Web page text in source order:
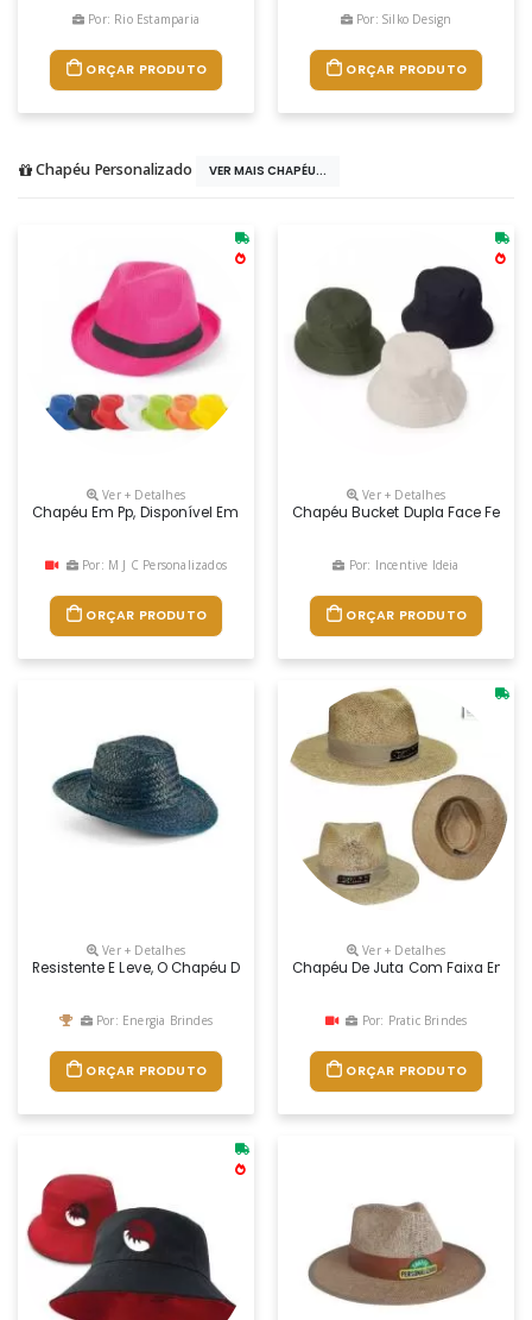
Por: Rio Estamparia
ORÇAR PRODUTO
Por: Silko Design
ORÇAR PRODUTO
Chapéu Personalizado VER MAIS CHAPÉU...
Ver + Detalhes
Chapéu Em Pp, Disponível Em Várias Cores. Fita Não Incluída.
Por: M J C Personalizados
ORÇAR PRODUTO
Ver + Detalhes
Chapéu Bucket Dupla Face Feito
Por: Incentive Ideia
ORÇAR PRODUTO
Ver + Detalhes
Resistente E Leve, O Chapéu De Palha Personalizado Para Brindes É
Por: Energia Brindes
ORÇAR PRODUTO
Ver + Detalhes
Chapéu De Juta Com Faixa Em
Por: Pratic Brindes
ORÇAR PRODUTO